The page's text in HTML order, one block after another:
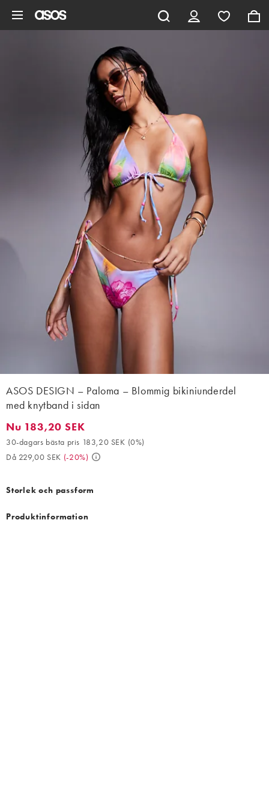
ASOS DESIGN – Paloma – Blommig bikiniunderdel
med knytband i sidan
Nu 183,20 SEK. 30-dagars bästa pris 183,20 SEK (0%). Då
Nu 183,20 SEK
30-dagars bästa pris 183,20 SEK (0%)
Då 229,00 SEK (-20%)
Storlek och passform
Produktinformation